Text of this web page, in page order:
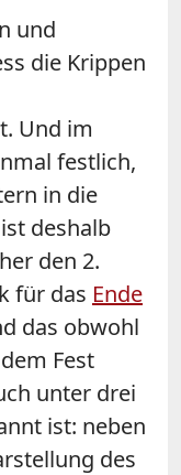
und
die Krippen
Und im
festlich,
in die
deshalb
den 2.
für das Ende
das obwohl
Fest
unter drei
ist: neben
des